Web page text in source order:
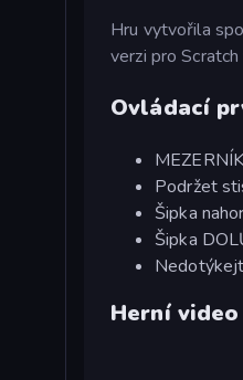
Hru vytvořila
verzi pro
Ovládací
Podržet
Šipka
Šipka
Herní video